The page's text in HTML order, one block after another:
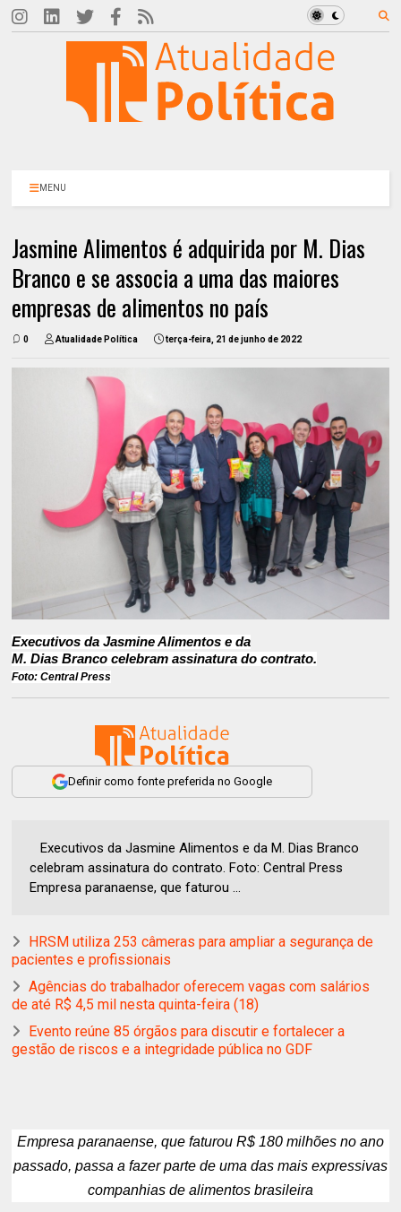
MENU
Jasmine Alimentos é adquirida por M. Dias
Branco e se associa a uma das maiores
empresas de alimentos no país
0 Atualidade Política terça-feira, 21 de junho de 2022
Executivos da Jasmine Alimentos e da
M. Dias Branco celebram assinatura do contrato.
Foto: Central Press
Definir como fonte preferida no Google
Executivos da Jasmine Alimentos e da M. Dias Branco
celebram assinatura do contrato. Foto: Central Press
Empresa paranaense, que faturou ...
HRSM utiliza 253 câmeras para ampliar a segurança de
pacientes e profissionais
Agências do trabalhador oferecem vagas com salários
de até R$ 4,5 mil nesta quinta-feira (18)
Evento reúne 85 órgãos para discutir e fortalecer a
gestão de riscos e a integridade pública no GDF
Empresa paranaense, que faturou R$ 180 milhões no ano
passado, passa a fazer parte de uma das mais expressivas
companhias de alimentos brasileira